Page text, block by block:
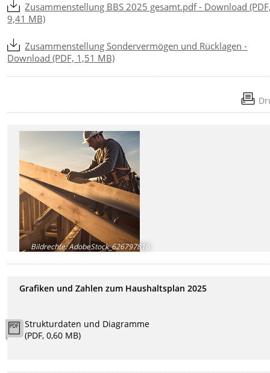
Zusammenstellung BBS 2025 gesamt.pdf - Download
9,41 MB)
Zusammenstellung Sondervermögen und Rücklagen -
Download (PDF, 1,51 MB)
Bildrechte:AdobeStock_626797816
Grafiken und Zahlen zum Haushaltsplan 2025
Strukturdaten und Diagramme
(PDF, 0,60 MB)